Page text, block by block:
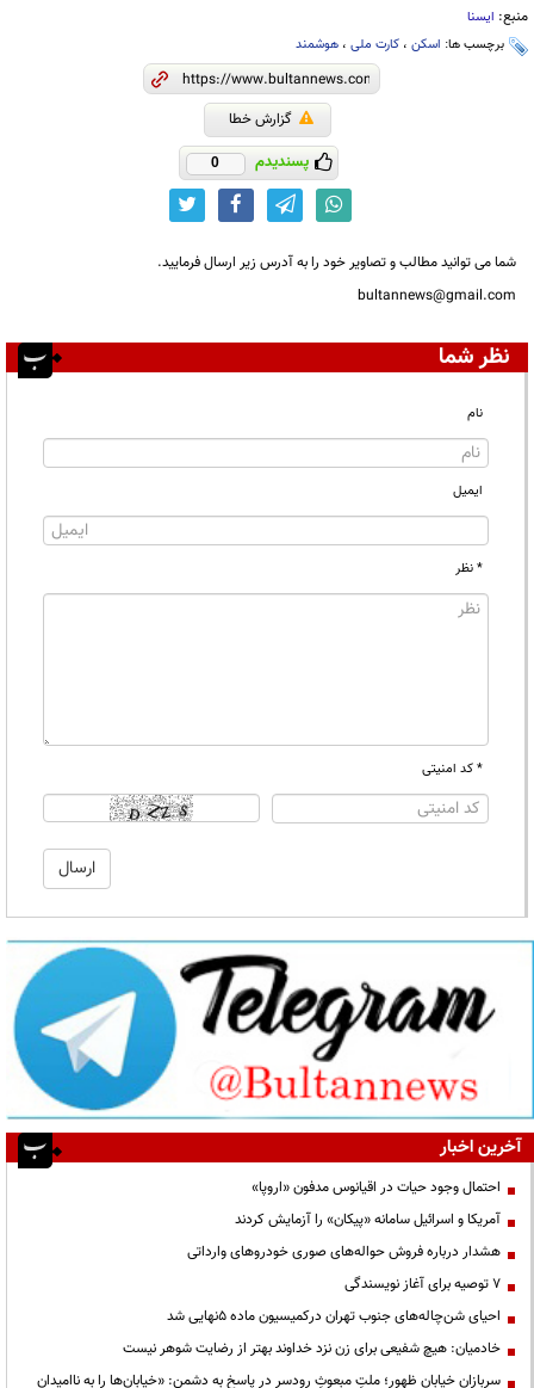
منبع: ایسنا
برچسب ها: اسکن ، کارت ملی ، هوشمند
گزارش خطا
پسندیدم 0
شما می توانید مطالب و تصاویر خود را به آدرس زیر ارسال فرمایید.
bultannews@gmail.com
نظر شما
نام
ایمیل
* نظر
* کد امنیتی
آخرین اخبار
احتمال وجود حیات در اقیانوس مدفون «اروپا»
آمریکا و اسرائیل سامانه «پیکان» را آزمایش کردند
هشدار درباره فروش حواله‌های صوری خودروهای وارداتی
۷ توصیه برای آغاز نویسندگی
احیای شن‌چاله‌های جنوب تهران درکمیسیون ماده ۵نهایی شد
خادمیان: هیچ شفیعی برای زن نزد خداوند بهتر از رضایت شوهر نیست
سربازانِ خیابانِ ظهور؛ ملتِ مبعوثِ رودسر در پاسخ به دشمن: «خیابان‌ها را به ناامیدان